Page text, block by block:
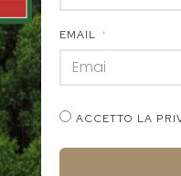
EMAIL
ACCETTO LA